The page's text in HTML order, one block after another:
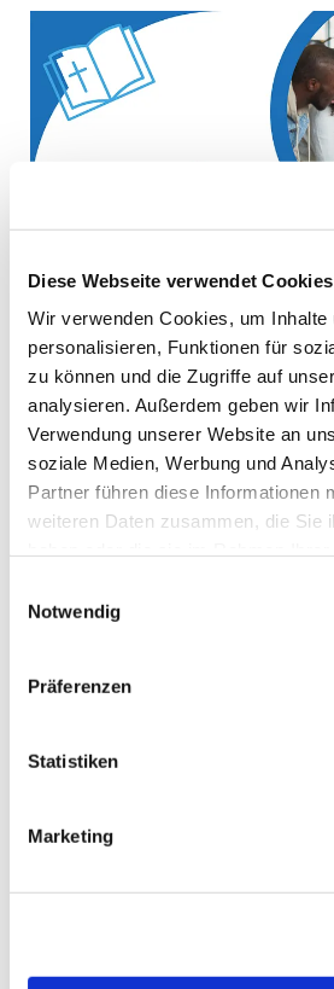
Diese Webseite verwendet Cookies
Wir verwenden Cookies, um Inhalte
personalisieren, Funktionen für
zu können und die Zugriffe auf
analysieren. Außerdem geben wir
Verwendung unserer Website an
soziale Medien, Werbung und
Partner führen diese Informationen
weiteren Daten zusammen, die Sie
Notwendig
Präferenzen
Statistiken
Marketing